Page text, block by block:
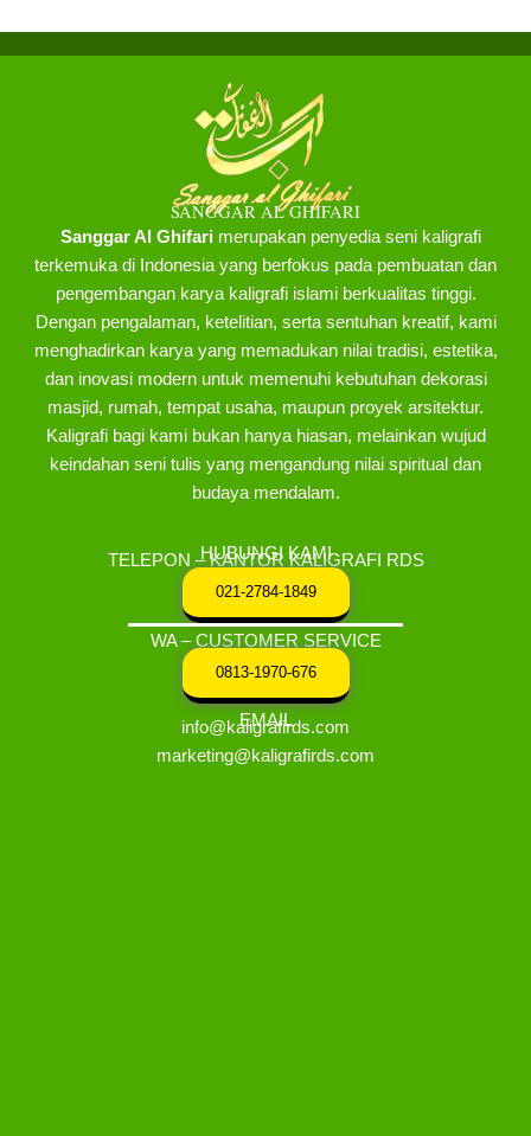
SANGGAR AL GHIFARI
Sanggar Al Ghifarimerupakan penyedia seni kaligrafi
terkemuka di Indonesia yang berfokus pada pembuatan dan
pengembangan karya kaligrafi islami berkualitas tinggi.
Dengan pengalaman, ketelitian, serta sentuhan kreatif, kami
menghadirkan karya yang memadukan nilai tradisi, estetika,
dan inovasi modern untuk memenuhi kebutuhan dekorasi
masjid, rumah, tempat usaha, maupun proyek arsitektur.
Kaligrafi bagi kami bukan hanya hiasan, melainkan wujud
keindahan seni tulis yang mengandung nilai spiritual dan
budaya mendalam.
HUBUNGI KAMI
TELEPON – KANTOR KALIGRAFI RDS
021-2784-1849
WA – CUSTOMER SERVICE
0813-1970-676
EMAIL
info@kaligrafirds.com
marketing@kaligrafirds.com